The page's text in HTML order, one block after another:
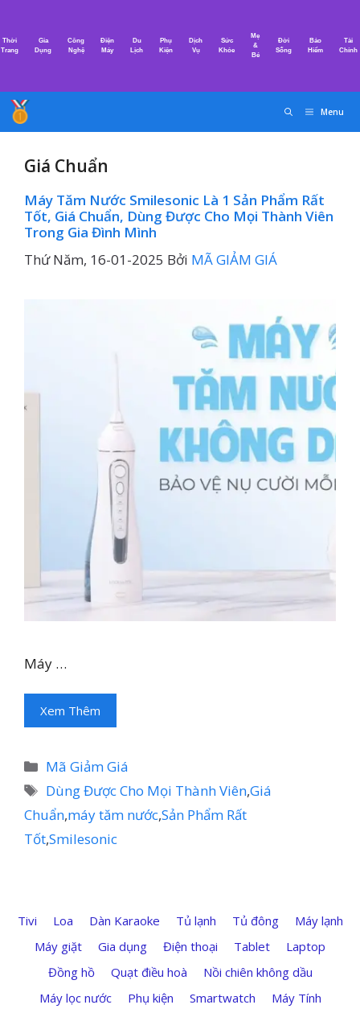
nội
Thời
Trang
Gia
Dụng
Công
Nghệ
Điện
Máy
Du
Lịch
Phụ
Kiện
Dịch
Vụ
Sức
Khỏe
Mẹ
&
Bé
Đời
Sống
Bảo
Hiểm
Tài
Chính
Menu
Giá Chuẩn
Máy Tăm Nước Smilesonic Là 1 Sản Phẩm Rất
Tốt, Giá Chuẩn, Dùng Được Cho Mọi Thành Viên
Trong Gia Đình Mình
Thứ Năm, 16-01-2025 Bởi MÃ GIẢM GIÁ
Máy …
Xem Thêm
Danh
mục
Mã Giảm Giá
Thẻ
Dùng Được Cho Mọi Thành Viên,Giá
Chuẩn,máy tăm nước,Sản Phẩm Rất
Tốt,Smilesonic
Tivi Loa Dàn Karaoke Tủ lạnh Tủ đông
Máy lạnh
Máy giặt
Gia dụng Điện thoại Tablet
Laptop
Đồng hồ
Quạt điều hoà
Nồi chiên không dầu
Máy lọc nước
Phụ kiện Smartwatch
Máy Tính